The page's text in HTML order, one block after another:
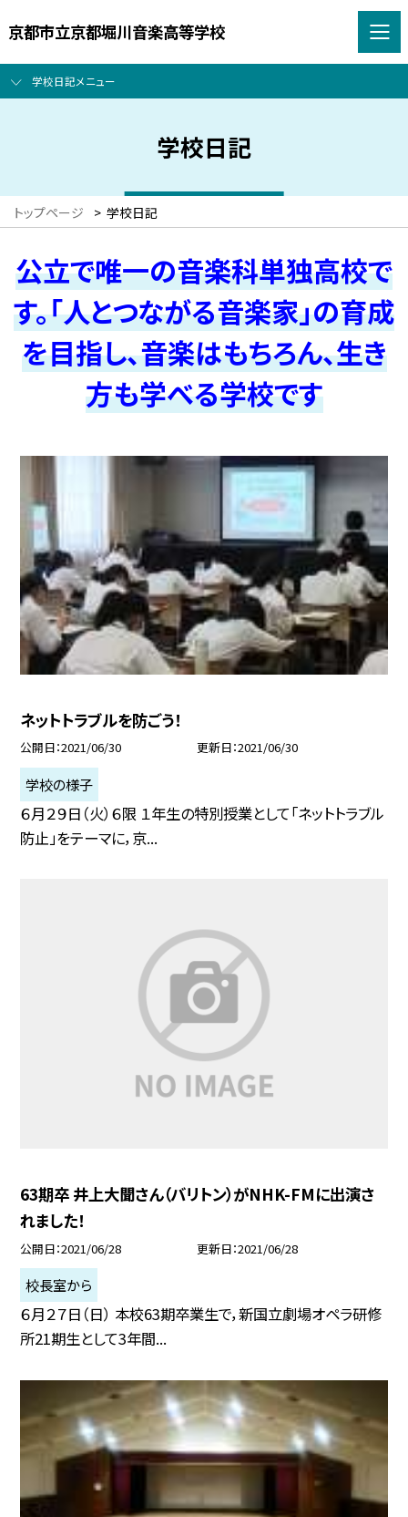
京都市立京都堀川音楽高等学校
学校日記メニュー
学校日記
トップページ > 学校日記
公立で唯一の音楽科単独高校で
す。「人とつながる音楽家」の育成
を目指し、音楽はもちろん、生き
方も学べる学校です
ネットトラブルを防ごう！
公開日 2021/06/30 更新日 2021/06/30
学校の様子
６月２９日（火）６限 １年生の特別授業として「ネットトラブル
防止」をテーマに，京...
63期卒 井上大聞さん（バリトン）がNHK-FMに出演さ
れました！
公開日 2021/06/28 更新日 2021/06/28
校長室から
６月２７日（日） 本校63期卒業生で，新国立劇場オペラ研修
所21期生として3年間...